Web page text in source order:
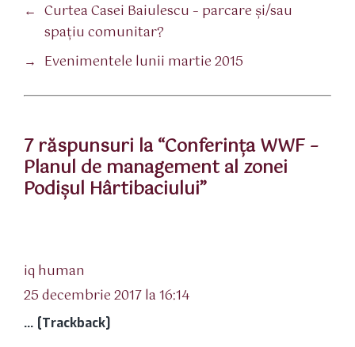
← Curtea Casei Baiulescu – parcare şi/sau
spaţiu comunitar?
→ Evenimentele lunii martie 2015
7 răspunsuri la “Conferinţa WWF –
Planul de management al zonei
Podişul Hârtibaciului”
iq human
25 decembrie 2017 la 16:14
… [Trackback]